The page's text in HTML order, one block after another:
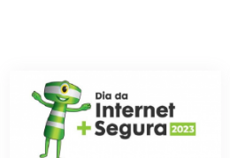
Páginas